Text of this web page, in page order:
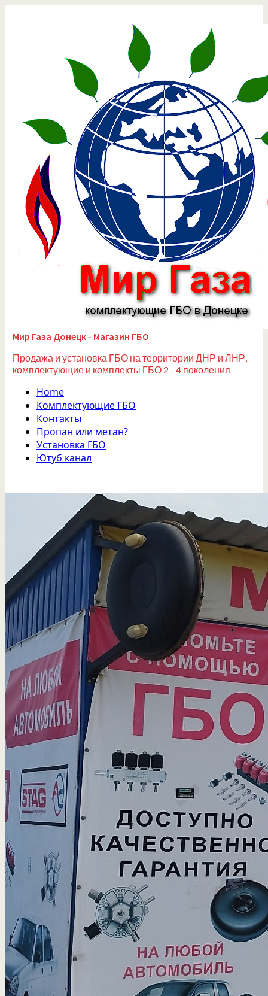
Мир Газа Донецк - Магазин ГБО
Продажа и установка ГБО на территории ДНР и ЛНР,
комплектующие и комплекты ГБО 2 - 4 поколения
Home
Комплектующие ГБО
Контакты
Пропан или метан?
Установка ГБО
Ютуб канал